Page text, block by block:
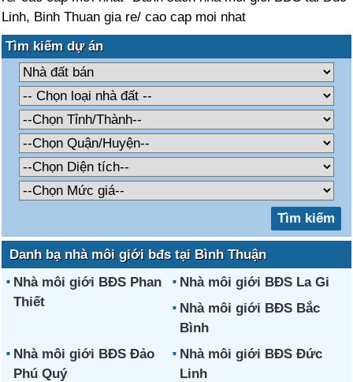
Linh, Binh Thuan gia re/ cao cap moi nhat
Tìm kiếm dự án
Danh bạ nhà môi giới bđs tại Bình Thuận
Nhà môi giới BĐS Phan
Thiết
Nhà môi giới BĐS La Gi
Nhà môi giới BĐS Bắc
Bình
Nhà môi giới BĐS Đảo
Phú Quý
Nhà môi giới BĐS Đức
Linh